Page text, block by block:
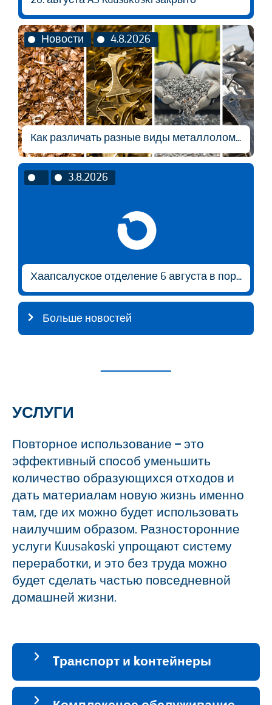
Новости 4.8.2026
Как различать разные виды металлолома?
3.8.2026
Хаапсалуское отделение 6 августа в порядке исключения будет открыто с 9:00 до 14:30.
Больше новостей
УСЛУГИ
Повторное использование – это
эффективный способ уменьшить
количество образующихся отходов и
дать материалам новую жизнь именно
там, где их можно будет использовать
наилучшим образом. Разносторонние
услуги Kuusakoski упрощают систему
переработки, и это без труда можно
будет сделать частью повседневной
домашней жизни.
Tранспорт и kонтейнеры